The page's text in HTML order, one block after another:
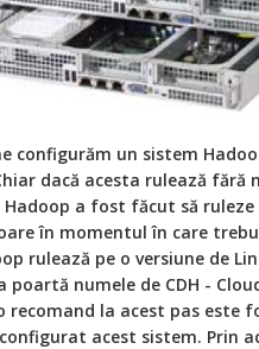
configurăm un sistem
dacă acesta rulează fără
a fost făcut să
în momentul în care
rulează pe o versiune de
poartă numele de CDH -
recomand la acest pas este
acest sistem. Prin